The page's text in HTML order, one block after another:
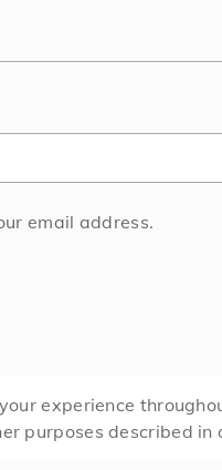
email address.
experience
purposes described in